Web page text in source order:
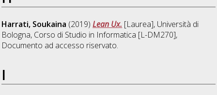
Harrati, Soukaina (2019)Lean Ux. [Laurea], Università di
Bologna, Corso di Studio in Informatica [L-DM270],
Documento ad accesso riservato.
I